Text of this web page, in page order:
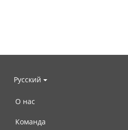
Русский
О нас
Команда